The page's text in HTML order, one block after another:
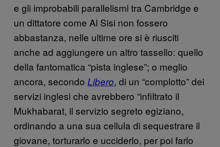
e gli improbabili parallelismi tra Cambridge e
un dittatore come Al Sisi non fossero
abbastanza, nelle ultime ore si è riusciti
anche ad aggiungere un altro tassello: quello
della fantomatica “pista inglese”; o meglio
ancora, secondo Libero, di un “complotto” dei
servizi inglesi che avrebbero “infiltrato il
Mukhabarat, il servizio segreto egiziano,
ordinando a una sua cellula di sequestrare il
giovane, torturarlo e ucciderlo, per poi farlo